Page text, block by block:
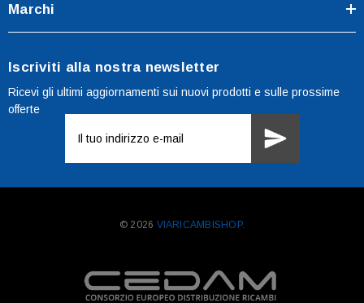
Marchi
Iscriviti alla nostra newsletter
Ricevi gli ultimi aggiornamenti sui nuovi prodotti e sulle prossime
offerte
mail
© 2026 VIARICAMBISHOP.